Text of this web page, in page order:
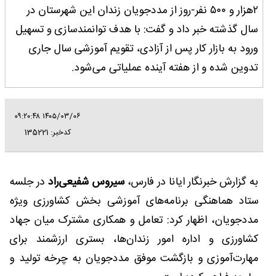
۲هزار و ۵۰۰ نفر-روز از مددجویان زندان این شهرستان در
سال گذشته خبر داد و گفت: با هدف توانمندسازی و تسهیل
ورود به بازار کار پس از آزادی، تقویم آموزشی سال جاری
تدوین شده و از هفته آینده عملیاتی می‌شود.
۱۴۰۵/۰۳/۰۶ ۰۹:۲۰:۴۸
کدخبر: 135221
به گزارش خبرنگار ایانا در فارس،سیروس شفیعی‌راد در جلسه
ستاد هماهنگی برنامه‌های آموزشی بخش کشاورزی ویژه
مددجویان، اظهار کرد: تعامل و همکاری مشترک میان جهاد
کشاورزی و اداره امور زندان‌ها، بستری ارزشمند برای
مهارت‌آموزی و بازگشت موفق مددجویان به چرخه تولید و